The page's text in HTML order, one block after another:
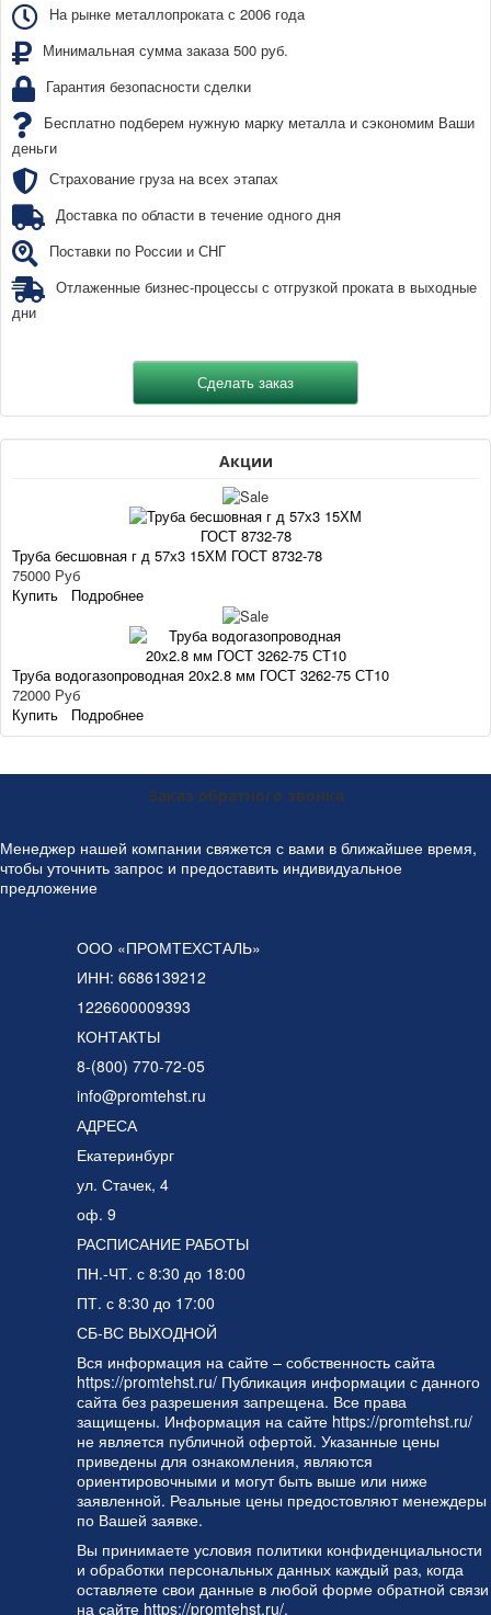
На рынке металлопроката с 2006 года
Минимальная сумма заказа 500 руб.
Гарантия безопасности сделки
Бесплатно подберем нужную марку металла и сэкономим Ваши
деньги
Страхование груза на всех этапах
Доставка по области в течение одного дня
Поставки по России и СНГ
Отлаженные бизнес-процессы с отгрузкой проката в выходные
дни
Акции
Труба бесшовная г д 57х3 15ХМ ГОСТ 8732-78
75000 Руб
Купить
Подробнее
Труба водогазопроводная 20х2.8 мм ГОСТ 3262-75 СТ10
72000 Руб
Купить
Подробнее
Заказ обратного звонка
Менеджер нашей компании свяжется с вами в ближайшее время,
чтобы уточнить запрос и предоставить индивидуальное
предложение
ООО «ПРОМТЕХСТАЛЬ»
ИНН: 6686139212
1226600009393
КОНТАКТЫ
8-(800) 770-72-05
info@promtehst.ru
АДРЕСА
Екатеринбург
ул. Стачек, 4
оф. 9
РАСПИСАНИЕ РАБОТЫ
ПН.-ЧТ. с 8:30 до 18:00
ПТ. с 8:30 до 17:00
СБ-ВС ВЫХОДНОЙ
Вся информация на сайте – собственность сайта
https://promtehst.ru/ Публикация информации с данного
сайта без разрешения запрещена. Все права
защищены. Информация на сайте https://promtehst.ru/
не является публичной офертой. Указанные цены
приведены для ознакомления, являются
ориентировочными и могут быть выше или ниже
заявленной. Реальные цены предостовляют менеждеры
по Вашей заявке.
Вы принимаете условия политики конфиденциальности
и обработки персональных данных каждый раз, когда
оставляете свои данные в любой форме обратной связи
на сайте https://promtehst.ru/.